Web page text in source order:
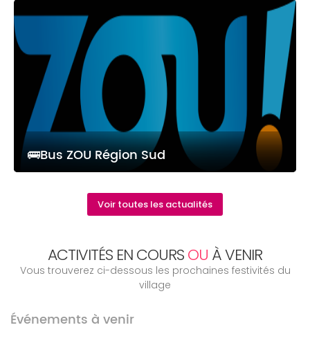
🚌Bus ZOU Région Sud
Voir toutes les actualités
ACTIVITÉS EN COURSOU À VENIR
Vous trouverez ci-dessous les prochaines festivités du
village
Événements à venir